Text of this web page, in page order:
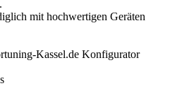
mit hochwertigen Geräten
Kassel.de Konfigurator